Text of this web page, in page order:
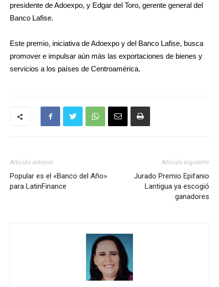
presidente de Adoexpo, y Edgar del Toro, gerente general del
Banco Lafise.
Este premio, iniciativa de Adoexpo y del Banco Lafise, busca
promover e impulsar aún más las exportaciones de bienes y
servicios a los países de Centroamérica.
Artículo anterior
Popular es el «Banco del Año»
para LatinFinance
Artículo siguiente
Jurado Premio Epifanio
Lantigua ya escogió
ganadores